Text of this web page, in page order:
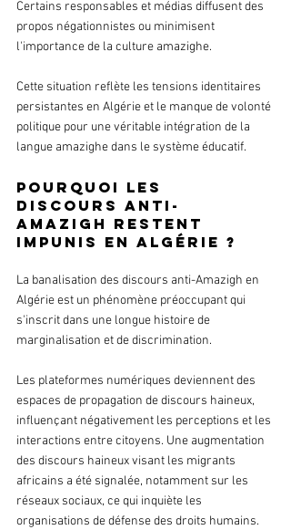
Certains responsables et médias diffusent des
propos négationnistes ou minimisent
l'importance de la culture amazighe.
Cette situation reflète les tensions identitaires
persistantes en Algérie et le manque de volonté
politique pour une véritable intégration de la
langue amazighe dans le système éducatif.
Pourquoi les
discours anti-
Amazigh restent
impunis en Algérie ?
La banalisation des discours anti-Amazigh en
Algérie est un phénomène préoccupant qui
s'inscrit dans une longue histoire de
marginalisation et de discrimination.
Les plateformes numériques deviennent des
espaces de propagation de discours haineux,
influençant négativement les perceptions et les
interactions entre citoyens. Une augmentation
des discours haineux visant les migrants
africains a été signalée, notamment sur les
réseaux sociaux, ce qui inquiète les
organisations de défense des droits humains.